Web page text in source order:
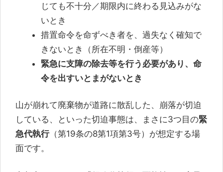
じても不十分／期限内に終わる見込みがな
いとき
措置命令を命ずべき者を、過失なく確知で
きないとき（所在不明・倒産等）
緊急に支障の除去等を行う必要があり、命
令を出すいとまがないとき
山が崩れて廃棄物が道路に散乱した、崩落が切迫
している、といった切迫事態は、まさに3つ目の緊
急代執行（第19条の8第1項第3号）が想定する場
面です。